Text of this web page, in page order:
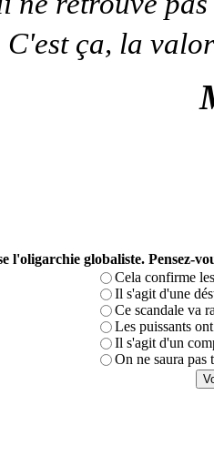
C'est ça, la
l'oligarchie globaliste. Pensez-
Cela confirme
Il s'agit d'une
Ce scandale va
Les puissants
Il s'agit d'un
On ne saura pas